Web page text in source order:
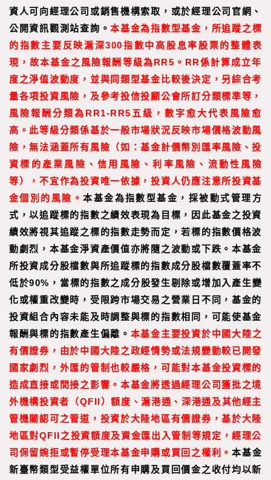
資人可向經理公司或銷售機構索取，或於經理公司官網、
公開資訊觀測站查詢。本基金為指數型基金，所追蹤之標
的指數主要反映滬深300指數中高股息率股票的整體表
現，故本基金之風險報酬等級為RR5。RR係計算成立年
度之淨值波動度，並與同類型基金比較後決定，另綜合考
量各項投資風險，及參考投信投顧公會所訂分類標準等，
風險報酬分類為RR1-RR5五級，數字愈大代表風險愈
高。此等級分類係基於一般市場狀況反映市場價格波動風
險，無法涵蓋所有風險（如：基金計價幣別匯率風險、投
資標的產業風險、信用風險、利率風險、流動性風險
等），不宜作為投資唯一依據，投資人仍應注意所投資基
金個別的風險。本基金為指數型基金，採被動式管理方
式，以追蹤標的指數之績效表現為目標，因此基金之投資
績效將視其追蹤之標的指數走勢而定，若標的指數價格波
動劇烈，本基金淨資產價值亦將隨之波動或下跌。本基金
所投資成分股檔數與所追蹤標的指數成分股檔數覆蓋率不
低於90%，當標的指數之成分股發生剔除或增加入產生變
化或權重改變時，受限跨市場交易之營業日不同，基金的
投資組合內容未能及時調整與標的指數相同，可能使基金
報酬與標的指數產生偏離。 本基金主要投資於中國大陸之
有價證券，由於中國大陸之政經情勢或法規變動較已開發
國家劇烈，外匯的管制也較嚴格，可能對本基金投資標的
造成直接或間接之影響。本基金將透過經理公司獲批之境
外機構投資者（QFII）額度、滬港通、深港通及其他經主
管機關認可之管道，投資於大陸地區有價證券，基於大陸
地區對QFII之投資額度及資金匯出入管制等規定，經理公
司保留婉拒或暫停受理本基金申購或買回之權利。本基金
新臺幣類型受益權單位所有申購及買回價金之收付均以新